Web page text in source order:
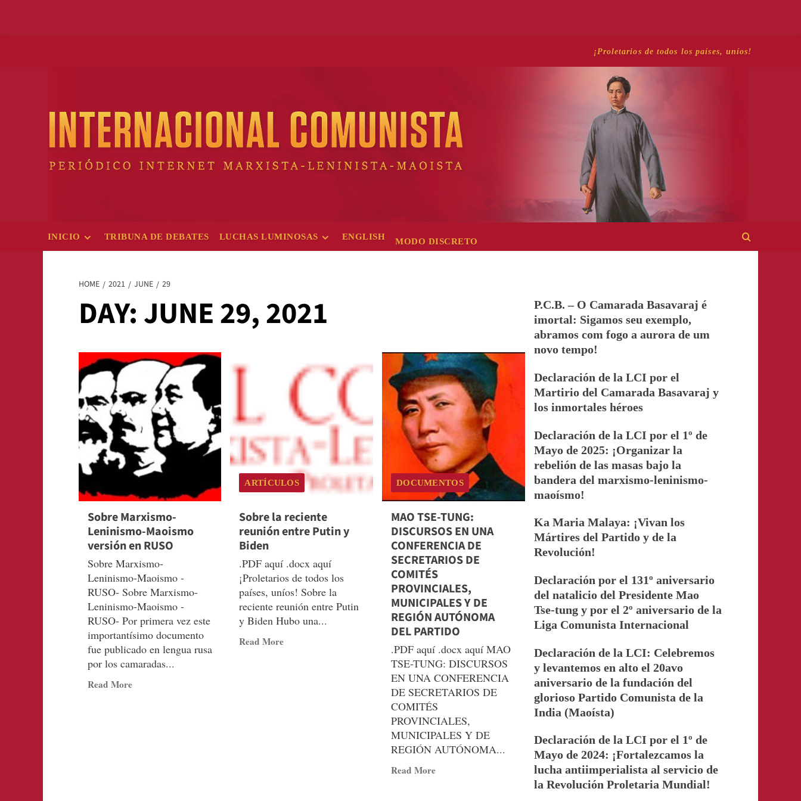
¡Proletarios de todos los países, uníos!
INICIO TRIBUNA DE DEBATES LUCHAS LUMINOSAS ENGLISH
HOME 2021 JUNE 29
DAY:JUNE 29, 2021
Sobre Marxismo-
Leninismo-Maoismo
versión en RUSO
Sobre Marxismo-
Leninismo-Maoismo -
RUSO- Sobre Marxismo-
Leninismo-Maoismo -
RUSO- Por primera vez este
importantísimo documento
fue publicado en lengua rusa
por los camaradas...
Read MoreRead
ARTÍCULOS
Sobre la reciente
reunión entre Putin y
Biden
.PDF aquí .docx aquí
¡Proletarios de todos los
países, uníos! Sobre la
reciente reunión entre Putin
y Biden Hubo una...
Read MoreRead
DOCUMENTOS
MAO TSE-TUNG:
DISCURSOS EN UNA
CONFERENCIA DE
SECRETARIOS DE
COMITÉS
PROVINCIALES,
MUNICIPALES Y DE
REGIÓN AUTÓNOMA
DEL PARTIDO
.PDF aquí .docx aquí MAO
TSE-TUNG: DISCURSOS
EN UNA CONFERENCIA
DE SECRETARIOS DE
COMITÉS
PROVINCIALES,
MUNICIPALES Y DE
REGIÓN AUTÓNOMA...
Read MoreRead
P.C.B. – O Camarada Basavaraj é
imortal: Sigamos seu exemplo,
abramos com fogo a aurora de um
novo tempo!
Declaración de la LCI por el
Martirio del Camarada Basavaraj y
los inmortales héroes
Declaración de la LCI por el 1º de
Mayo de 2025: ¡Organizar la
rebelión de las masas bajo la
bandera del marxismo-leninismo-
maoísmo!
Ka Maria Malaya: ¡Vivan los
Mártires del Partido y de la
Revolución!
Declaración por el 131º aniversario
del natalicio del Presidente Mao
Tse-tung y por el 2º aniversario de la
Liga Comunista Internacional
Declaración de la LCI: Celebremos
y levantemos en alto el 20avo
aniversario de la fundación del
glorioso Partido Comunista de la
India (Maoísta)
Declaración de la LCI por el 1º de
Mayo de 2024: ¡Fortalezcamos la
lucha antiimperialista al servicio de
la Revolución Proletaria Mundial!